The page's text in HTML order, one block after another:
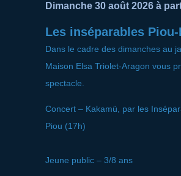
Dimanche 30 août 2026 à
Les inséparables Piou-
Dans le cadre des dimanches au
Maison Elsa Triolet-Aragon vous
spectacle.
Concert – Kakamü, par les
Piou (17h)
Jeune public – 3/8 ans